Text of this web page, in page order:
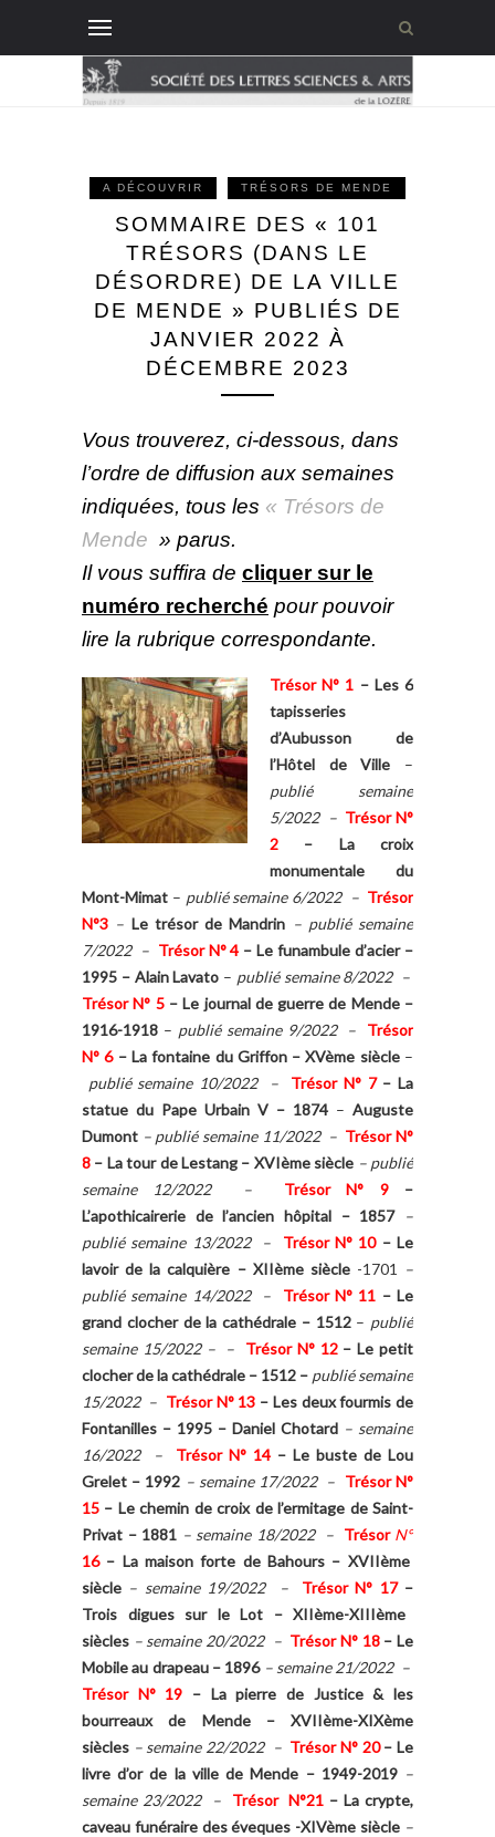
A DÉCOUVRIR TRÉSORS DE MENDE
SOMMAIRE DES « 101
TRÉSORS (DANS LE
DÉSORDRE) DE LA VILLE
DE MENDE » PUBLIÉS DE
JANVIER 2022 À
DÉCEMBRE 2023
Vous trouverez, ci-dessous, dans
l’ordre de diffusion aux semaines
indiquées, tous les « Trésors de
Mende » parus.
Il vous suffira de cliquersur le
numéro recherché pour pouvoir
lire la rubrique correspondante.
Trésor N° 1 – Les 6
tapisseries
d’Aubusson de
l’Hôtel de Ville –
publié semaine
5/2022 – Trésor N°
2
– La croix
monumentale du
Mont-Mimat – publié semaine 6/2022 – Trésor
N°3 – Le trésor de Mandrin – publié semaine
7/2022 – Trésor N° 4 –Le funambule d’acier –
1995 – Alain Lavato – publié semaine 8/2022 –
Trésor N° 5–Le journal de guerre de Mende –
1916-1918 – publié semaine 9/2022 – Trésor
N° 6 –La fontaine du Griffon – XVème siècle–
publié semaine 10/2022 – Trésor N° 7– La
statue du Pape Urbain V – 1874 – Auguste
Dumont – publié semaine 11/2022 – Trésor N°
8 – La tour de Lestang – XVIème siècle – publié
semaine 12/2022 – Trésor N° 9–
L’apothicairerie de l’ancien hôpital – 1857 –
publié semaine 13/2022 – Trésor N° 10– Le
lavoir de la calquière – XIIème siècle-1701
–
publié semaine 14/2022 – Trésor N° 11 –Le
grand clocher de la cathédrale – 1512 – publié
semaine 15/2022 – – Trésor N° 12– Le petit
clocher de la cathédrale – 1512 – publié semaine
15/2022 – Trésor N° 13 – Les deux fourmis de
Fontanilles – 1995 – Daniel Chotard – semaine
16/2022 – Trésor N° 14 – Le buste de Lou
Grelet – 1992 – semaine 17/2022 – Trésor N°
15 – Le chemin de croix de l’ermitage de Saint-
Privat – 1881 – semaine 18/2022 – Trésor N°
16– La maison forte de Bahours – XVIIème
siècle – semaine 19/2022 – Trésor N° 17 –
Trois digues sur le Lot – XIIème-XIIIème
siècles – semaine 20/2022 – Trésor N° 18 – Le
Mobile au drapeau – 1896– semaine 21/2022 –
Trésor N° 19 – La pierre de Justice & les
bourreaux de Mende – XVIIème-XIXème
siècles – semaine 22/2022 – Trésor N° 20–Le
livre d’or de la ville de Mende – 1949-2019 –
semaine 23/2022 – Trésor N°21 – La crypte,
caveau funéraire des éveques -XIVème siècle –